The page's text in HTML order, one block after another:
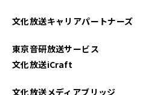
文化放送キャリアパートナーズ
東京音研放送サービス
文化放送iCraft
文化放送メディアブリッジ